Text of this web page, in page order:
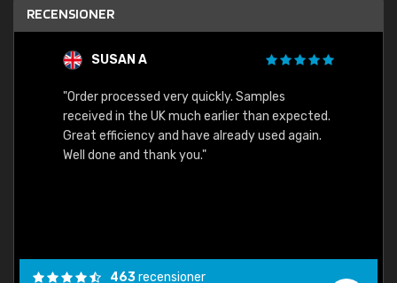
RECENSIONER
SUSAN A
"Order processed very quickly. Samples
received in the UK much earlier than expected.
Great efficiency and have already used again.
Well done and thank you."
463recensioner